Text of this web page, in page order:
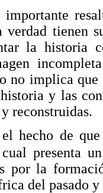
importante
verdad tienen
la historia
no implica
y las
reconstruidas.
hecho de
presenta
por la
del pasado